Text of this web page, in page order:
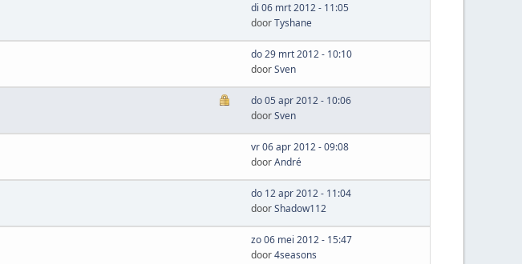
di 06 mrt 2012 - 11:05
doorTyshane
do 29 mrt 2012 - 10:10
doorSven
do 05 apr 2012 - 10:06
doorSven
vr 06 apr 2012 - 09:08
doorAndré
do 12 apr 2012 - 11:04
doorShadow112
zo 06 mei 2012 - 15:47
door4seasons